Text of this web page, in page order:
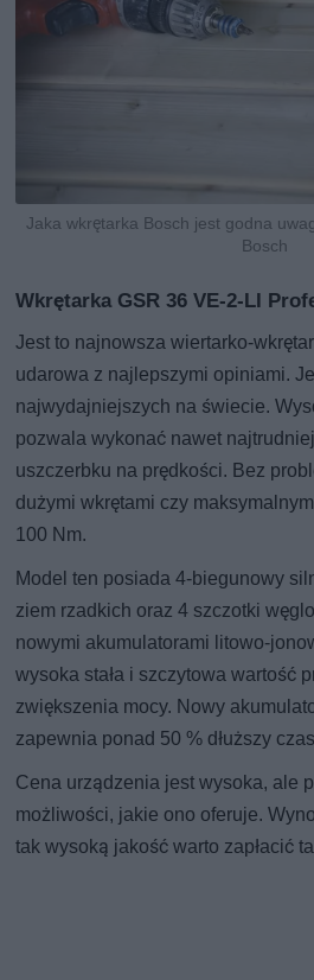
Jaka wkrętarka Bosch jest godna
Bosch
Wkrętarka GSR 36 VE-2-LI
Jest to najnowsza wiertarko-
udarowa z najlepszymi opiniami.
najwydajniejszych na świecie.
pozwala wykonać nawet
uszczerbku na prędkości. Bez
dużymi wkrętami czy
100 Nm.
Model ten posiada 4-biegunowy
ziem rzadkich oraz 4 szczotki
nowymi akumulatorami litowo-
wysoka stała i szczytowa wartość
zwiększenia mocy. Nowy
zapewnia ponad 50 % dłuższy
Cena urządzenia jest wysoka, ale
możliwości, jakie ono oferuje.
tak wysoką jakość warto zapłacić